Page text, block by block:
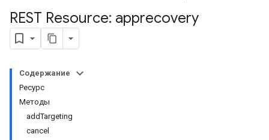
REST Resource: apprecovery
Содержание
Ресурс
Методы
addTargeting
cancel